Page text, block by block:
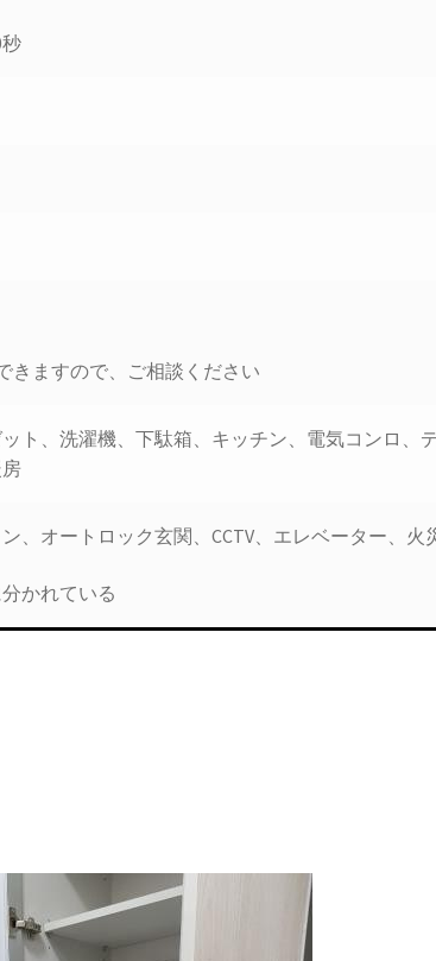
ますので、ご相談ください
ト、洗濯機、下駄箱、キッチン、電気コンロ、
、オートロック玄関、CCTV、エレベーター、火
かれている